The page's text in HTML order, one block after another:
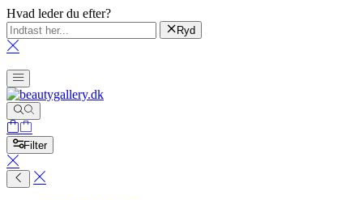
Hvad leder du efter?
Ryd
Filter